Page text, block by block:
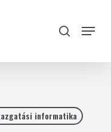
search
Menu
informatika
Close